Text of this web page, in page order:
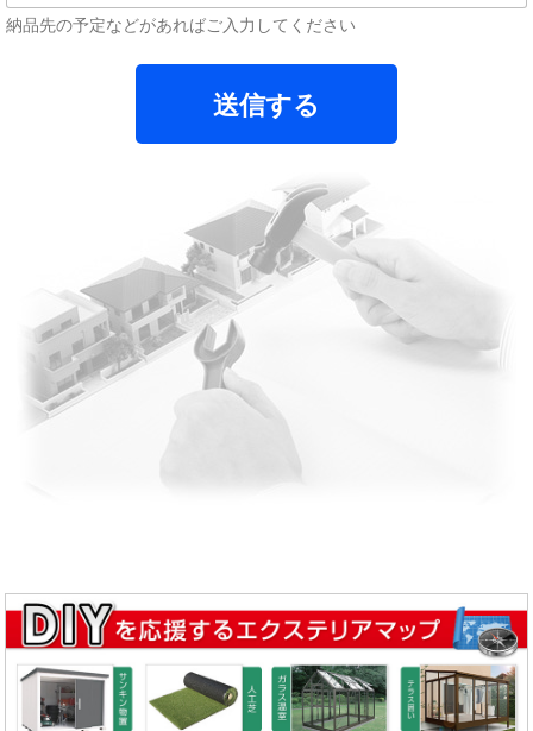
納品先の予定などがあればご入力してください
送信する